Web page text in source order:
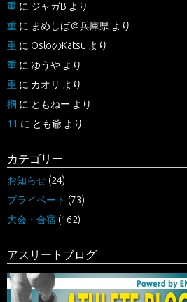
重 に ジャガB より
重 に まめしば＠兵庫県 より
重 に OsloのKatsu より
重 に ゆうや より
重 に カオリ より
掴 に ともねー より
11 に とも爺 より
カテゴリー
お知らせ (24)
プライベート (73)
大会・合宿 (162)
アスリートブログ